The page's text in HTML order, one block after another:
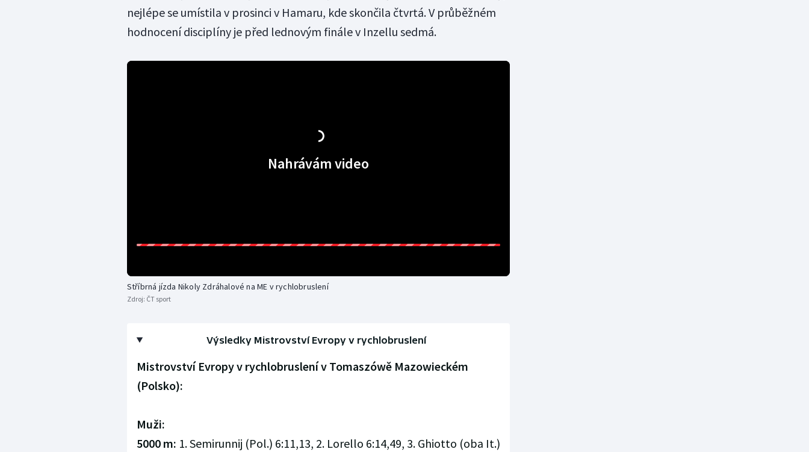
nejlépe se umístila v prosinci v Hamaru, kde skončila čtvrtá. V průběžném
hodnocení disciplíny je před lednovým finále v Inzellu sedmá.
Nahrávám video
Stříbrná jízda Nikoly Zdráhalové na ME v rychlobruslení
Zdroj: ČT sport
Výsledky Mistrovství Evropy v rychlobruslení
Mistrovství Evropy v rychlobruslení v Tomaszówě Mazowieckém
(Polsko):
Muži:
5000 m: 1. Semirunnij (Pol.) 6:11,13, 2. Lorello 6:14,49, 3. Ghiotto (oba It.)